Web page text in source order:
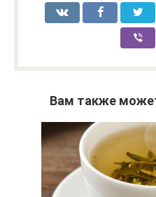
Вам также